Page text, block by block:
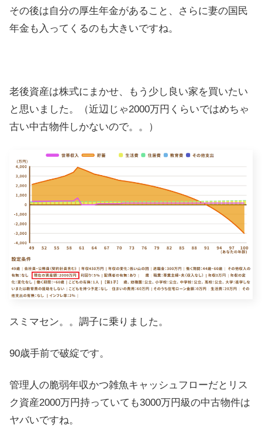
その後は自分の厚生年金があること、さらに妻の国民
年金も入ってくるのも大きいですね。
老後資産は株式にまかせ、もう少し良い家を買いたい
と思いました。（近辺じゃ2000万円くらいではめちゃ
古い中古物件しかないので。。）
スミマセン。。調子に乗りました。
90歳手前で破綻です。
管理人の脆弱年収かつ雑魚キャッシュフローだとリス
ク資産2000万円持っていても3000万円級の中古物件は
ヤバいですね。